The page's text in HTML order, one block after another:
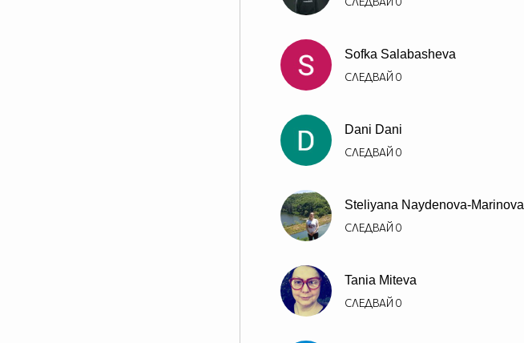
Sofka Salabasheva
СЛЕДВАЙ 0
Dani Dani
СЛЕДВАЙ 0
Steliyana Naydenova-Marinova
СЛЕДВАЙ 0
Tania Miteva
СЛЕДВАЙ 0